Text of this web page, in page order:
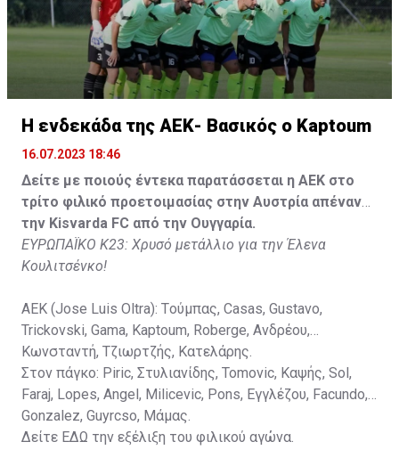
Στον πάγκο: Piric, Στυλιανίδης, Tomovic, Καψής, Sol,
Faraj, Lopes, Angel, Milicevic, Pons, Εγγλέζου, Facundo,
Gonzalez, Guyrcso, Μάμας.
Κisvarda FC (Milos Kruscic): Kovacs, Navratil, Raul, Szor,
Lippai, Alic, Kormendi, Makowski, Czekus, Ilievski,
Spasic.
Στον πάγκο: Petkovic, Cipetic, Kovasic, Jovicic, Szeles,
Vida, Otvos, Lucas, Camas, Mesanovic.
H ενδεκάδα της ΑΕΚ- Βασικός ο Kaptoum
16.07.2023 18:46
Δείτε με ποιούς έντεκα παρατάσσεται η ΑΕΚ στο
τρίτο φιλικό προετοιμασίας στην Αυστρία απέναντι
την Kisvarda FC από την Ουγγαρία.
ΕΥΡΩΠΑΪΚΟ Κ23: Χρυσό μετάλλιο για την Έλενα
Κουλιτσένκο!
ΑΕΚ (Jose Luis Oltra): Tούμπας, Casas, Gustavo,
Trickovski, Gama, Κaptoum, Roberge, Aνδρέου,
Κωνσταντή, Τζιωρτζής, Κατελάρης.
Στον πάγκο: Piric, Στυλιανίδης, Tomovic, Καψής, Sol,
Faraj, Lopes, Angel, Milicevic, Pons, Εγγλέζου, Facundo,
Gonzalez, Guyrcso, Μάμας.
Δείτε ΕΔΩ την εξέλιξη του φιλικού αγώνα.